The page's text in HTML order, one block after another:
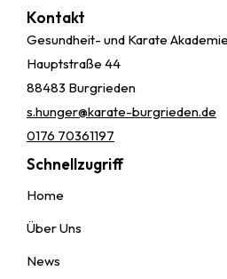
Kontakt
Gesundheit- und Karate
Hauptstraße 44
88483 Burgrieden
s.hunger@karate-burgrieden.de
0176 70361197
Schnellzugriff
Home
Über Uns
News